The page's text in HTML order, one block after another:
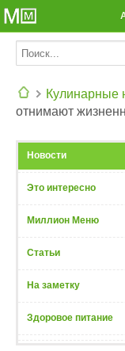
Кулинарные
отнимают
Новости
Это интересно
Миллион Меню
Статьи
На заметку
Здоровое питание